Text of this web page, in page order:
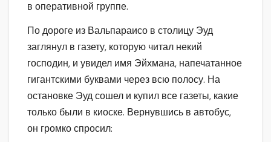
в оперативной группе.
По дороге из Вальпараисо в столицу Эуд
заглянул в газету, которую читал некий
господин, и увидел имя Эйхмана, напечатанное
гигантскими буквами через всю полосу. На
остановке Эуд сошел и купил все газеты, какие
только были в киоске. Вернувшись в автобус,
он громко спросил: